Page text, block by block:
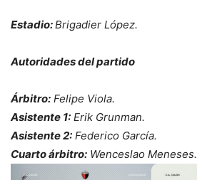
Estadio:Brigadier López.
Autoridades del partido
Árbitro: Felipe Viola.
Asistente 1: Erik Grunman.
Asistente 2: Federico García.
Cuarto árbitro: Wenceslao Meneses.